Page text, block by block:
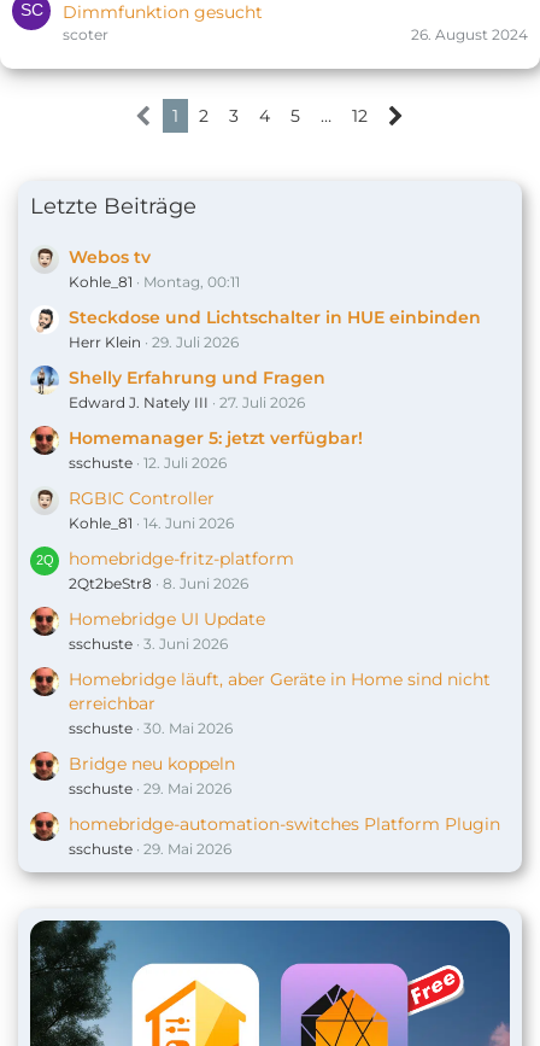
Dimmfunktion gesucht
scoter 26. August 2024
1 2 3 4 5 … 12
Letzte Beiträge
Webos tv
Kohle_81 Montag, 00:11
Steckdose und Lichtschalter in HUE einbinden
Herr Klein 29. Juli 2026
Shelly Erfahrung und Fragen
Edward J. Nately III 27. Juli 2026
Homemanager 5: jetzt verfügbar!
sschuste 12. Juli 2026
RGBIC Controller
Kohle_81 14. Juni 2026
homebridge-fritz-platform
2Qt2beStr8 8. Juni 2026
Homebridge UI Update
sschuste 3. Juni 2026
Homebridge läuft, aber Geräte in Home sind nicht
erreichbar
sschuste 30. Mai 2026
Bridge neu koppeln
sschuste 29. Mai 2026
homebridge-automation-switches Platform Plugin
sschuste 29. Mai 2026